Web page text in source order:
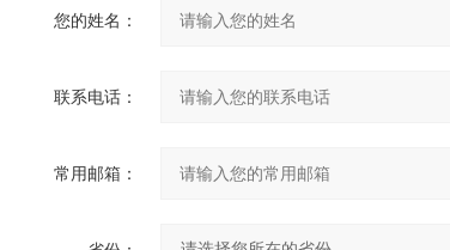
您的姓名：
联系电话：
常用邮箱：